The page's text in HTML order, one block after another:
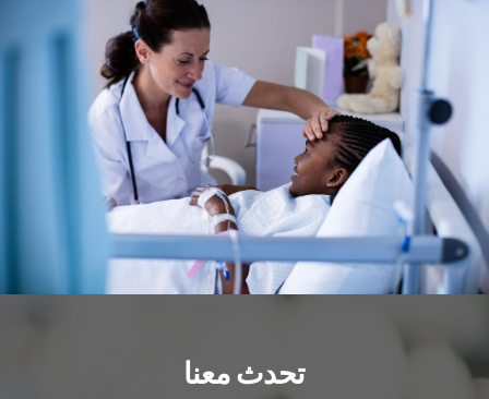
تحدث معنا